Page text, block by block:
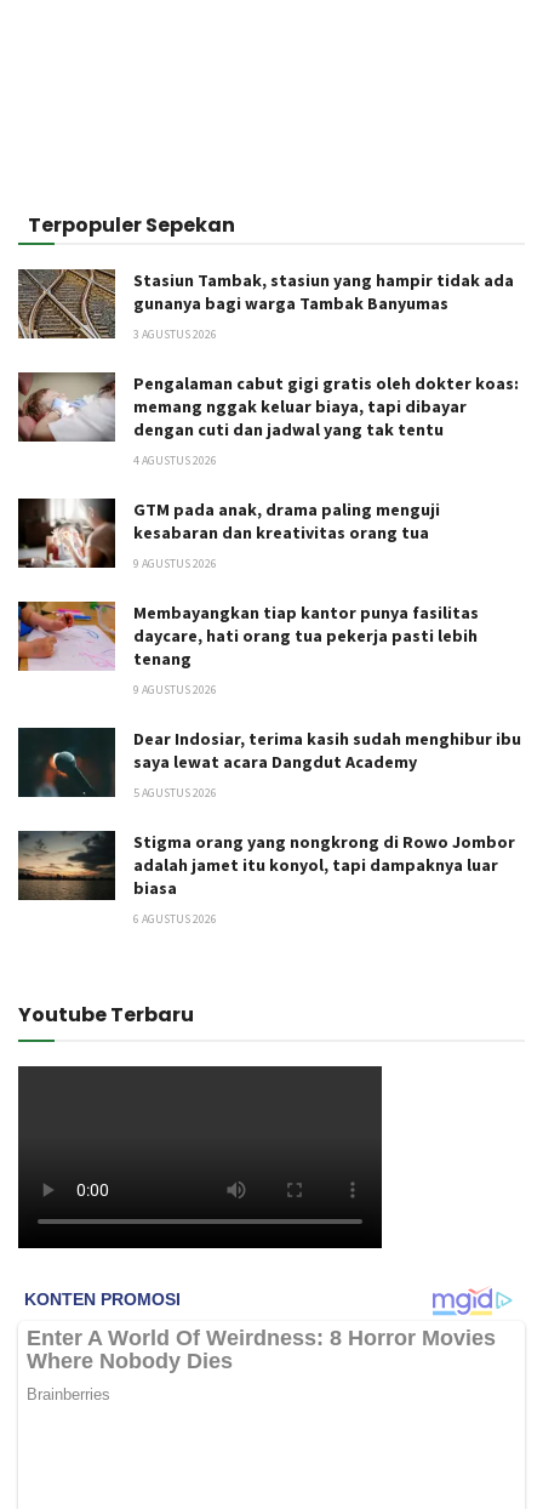
Terpopuler Sepekan
Stasiun Tambak, stasiun yang hampir tidak ada
gunanya bagi warga Tambak Banyumas
3 AGUSTUS 2026
Pengalaman cabut gigi gratis oleh dokter koas:
memang nggak keluar biaya, tapi dibayar
dengan cuti dan jadwal yang tak tentu
4 AGUSTUS 2026
GTM pada anak, drama paling menguji
kesabaran dan kreativitas orang tua
9 AGUSTUS 2026
Membayangkan tiap kantor punya fasilitas
daycare, hati orang tua pekerja pasti lebih
tenang
9 AGUSTUS 2026
Dear Indosiar, terima kasih sudah menghibur ibu
saya lewat acara Dangdut Academy
5 AGUSTUS 2026
Stigma orang yang nongkrong di Rowo Jombor
adalah jamet itu konyol, tapi dampaknya luar
biasa
6 AGUSTUS 2026
Youtube Terbaru